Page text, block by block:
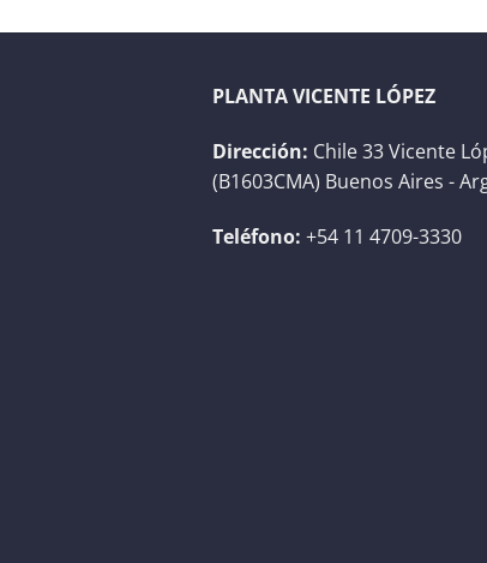
PLANTA VICENTE LÓPEZ
Dirección: Chile 33 Vicente
(B1603CMA) Buenos Aires -
Teléfono: +54 11 4709-3330